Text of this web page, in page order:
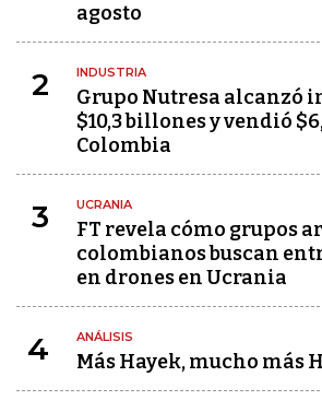
agosto
2 INDUSTRIA
Grupo Nutresa alcanzó
$10,3 billones y vendió
Colombia
3 UCRANIA
FT revela cómo grupos
colombianos buscan
en drones en Ucrania
4 ANÁLISIS
Más Hayek, mucho más